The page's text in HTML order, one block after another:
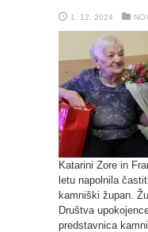
1. 12. 2024
Katarini Zore in
letu napolnila
kamniški župan.
Društva
predstavnica